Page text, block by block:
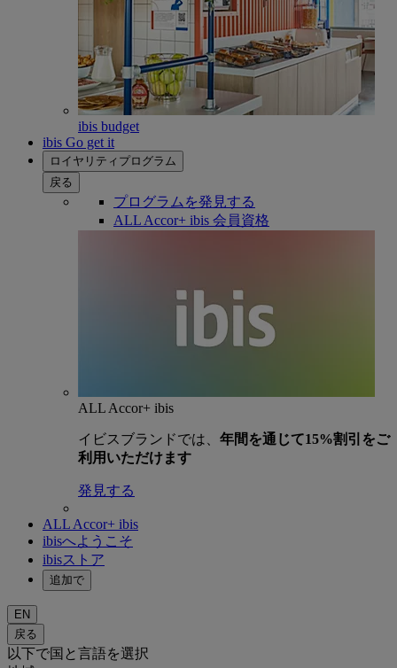
ibis budget
ibis Go get it
ロイヤリティプログラム
戻る
プログラムを発見する
ALL Accor+ ibis 会員資格
ALL Accor+ ibis
イビスブランドでは、 年間を通じて15%割引をご
利用いただけます
発見する
ALL Accor+ ibis
ibisへようこそ
ibisストア
追加で
EN
戻る
以下で国と言語を選択